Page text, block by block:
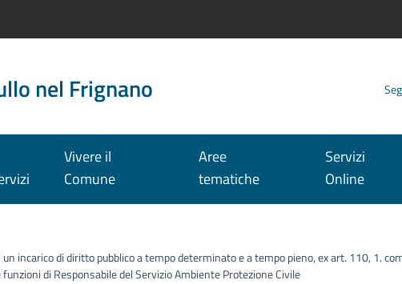
nel Frignano
Vivere il
Comune
Aree
tematiche
Servizi
Online
incarico di diritto pubblico a tempo determinato e a tempo pieno, ex art. 110, 1.
funzioni di Responsabile del Servizio Ambiente Protezione Civile